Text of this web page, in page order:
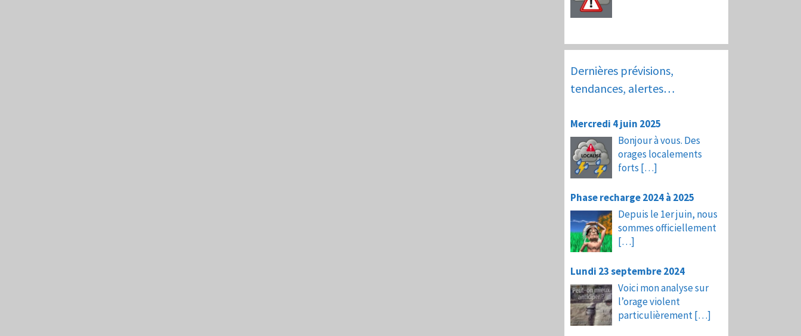
Dernières prévisions,
tendances, alertes…
Mercredi 4 juin 2025
Bonjour à vous. Des
orages localements
forts […]
Phase recharge 2024 à 2025
Depuis le 1er juin, nous
sommes officiellement
[…]
Lundi 23 septembre 2024
Voici mon analyse sur
l’orage violent
particulièrement[…]